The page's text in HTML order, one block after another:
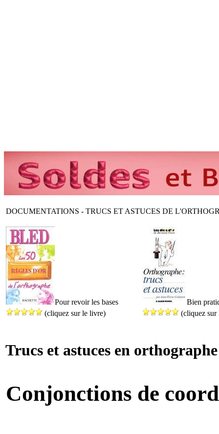
DOCUMENTATIONS - TRUCS ET ASTUCES DE
Pour revoir les bases
Bien
(cliquez sur le livre)
(cliquez sur
Trucs et astuces en orthographe
Conjonctions de